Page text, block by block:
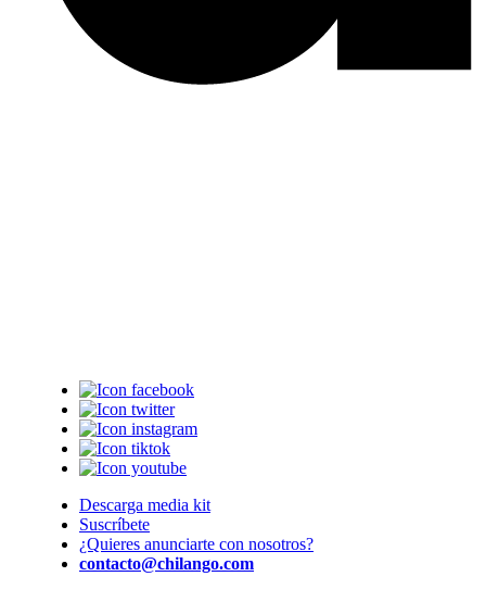
Descarga media kit
Suscríbete
¿Quieres anunciarte con nosotros?
contacto@chilango.com